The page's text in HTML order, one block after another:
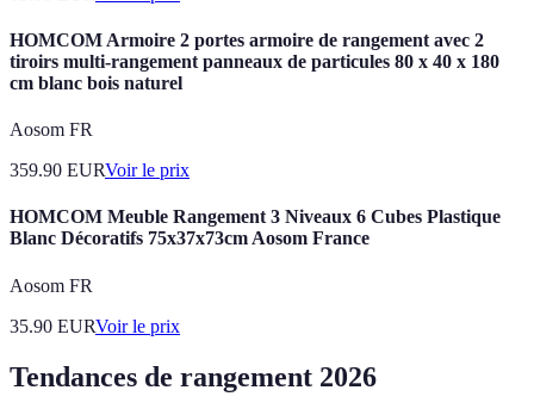
HOMCOM Armoire 2 portes armoire de rangement avec 2
tiroirs multi-rangement panneaux de particules 80 x 40 x 180
cm blanc bois naturel
Aosom FR
359.90 EURVoir le prix
HOMCOM Meuble Rangement 3 Niveaux 6 Cubes Plastique
Blanc Décoratifs 75x37x73cm Aosom France
Aosom FR
35.90 EURVoir le prix
Tendances de rangement 2026